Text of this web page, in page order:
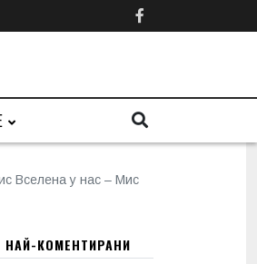
Вселена у нас – Мис
НАЙ-КОМЕНТИРАНИ